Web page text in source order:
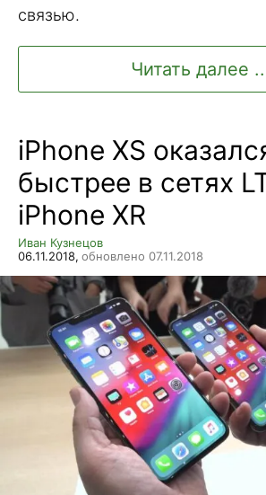
связью.
Читать далее
iPhone XS
быстрее в сетях
iPhone XR
Иван Кузнецов
06.11.2018, обновлено 07.11.2018